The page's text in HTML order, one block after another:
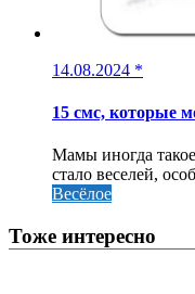
14.08.2024 *
15 смс, которые
Мамы иногда
стало веселей,
Весёлое
Тоже интересно